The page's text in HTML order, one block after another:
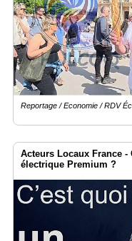
Reportage / Economie / RDV
Acteurs Locaux France
électrique Premium ?